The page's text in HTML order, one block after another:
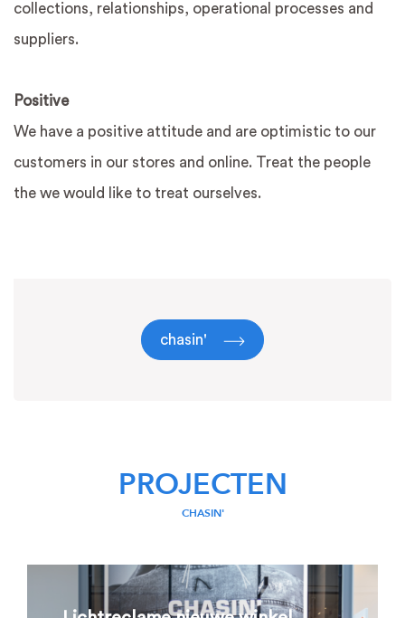
collections, relationships, operational processes and
suppliers.
Positive
We have a positive attitude and are optimistic to our
customers in our stores and online. Treat the people
the we would like to treat ourselves.
chasin'
PROJECTEN
CHASIN'